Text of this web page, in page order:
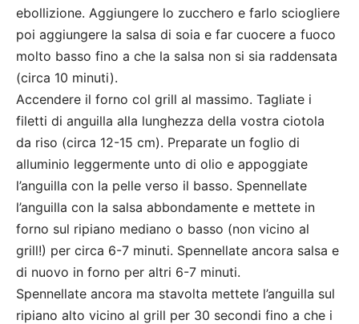
ebollizione. Aggiungere lo zucchero e farlo sciogliere
poi aggiungere la salsa di soia e far cuocere a fuoco
molto basso fino a che la salsa non si sia raddensata
(circa 10 minuti).
Accendere il forno col grill al massimo. Tagliate i
filetti di anguilla alla lunghezza della vostra ciotola
da riso (circa 12-15 cm). Preparate un foglio di
alluminio leggermente unto di olio e appoggiate
l’anguilla con la pelle verso il basso. Spennellate
l’anguilla con la salsa abbondamente e mettete in
forno sul ripiano mediano o basso (non vicino al
grill!) per circa 6-7 minuti. Spennellate ancora salsa e
di nuovo in forno per altri 6-7 minuti.
Spennellate ancora ma stavolta mettete l’anguilla sul
ripiano alto vicino al grill per 30 secondi fino a che i